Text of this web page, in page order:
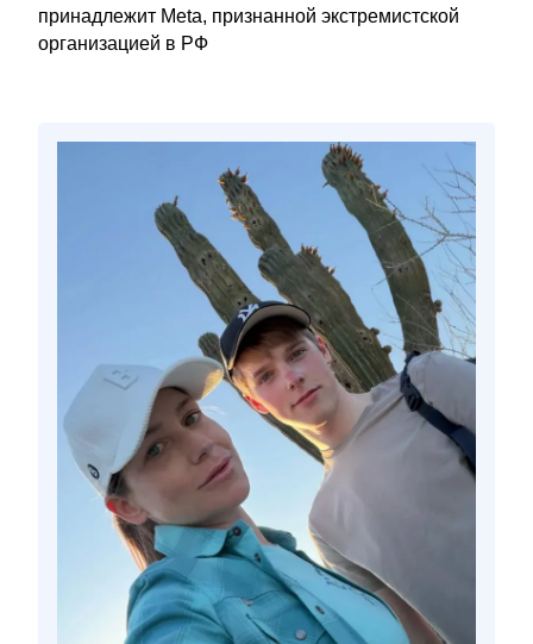
принадлежит Meta, признанной экстремистской
организацией в РФ